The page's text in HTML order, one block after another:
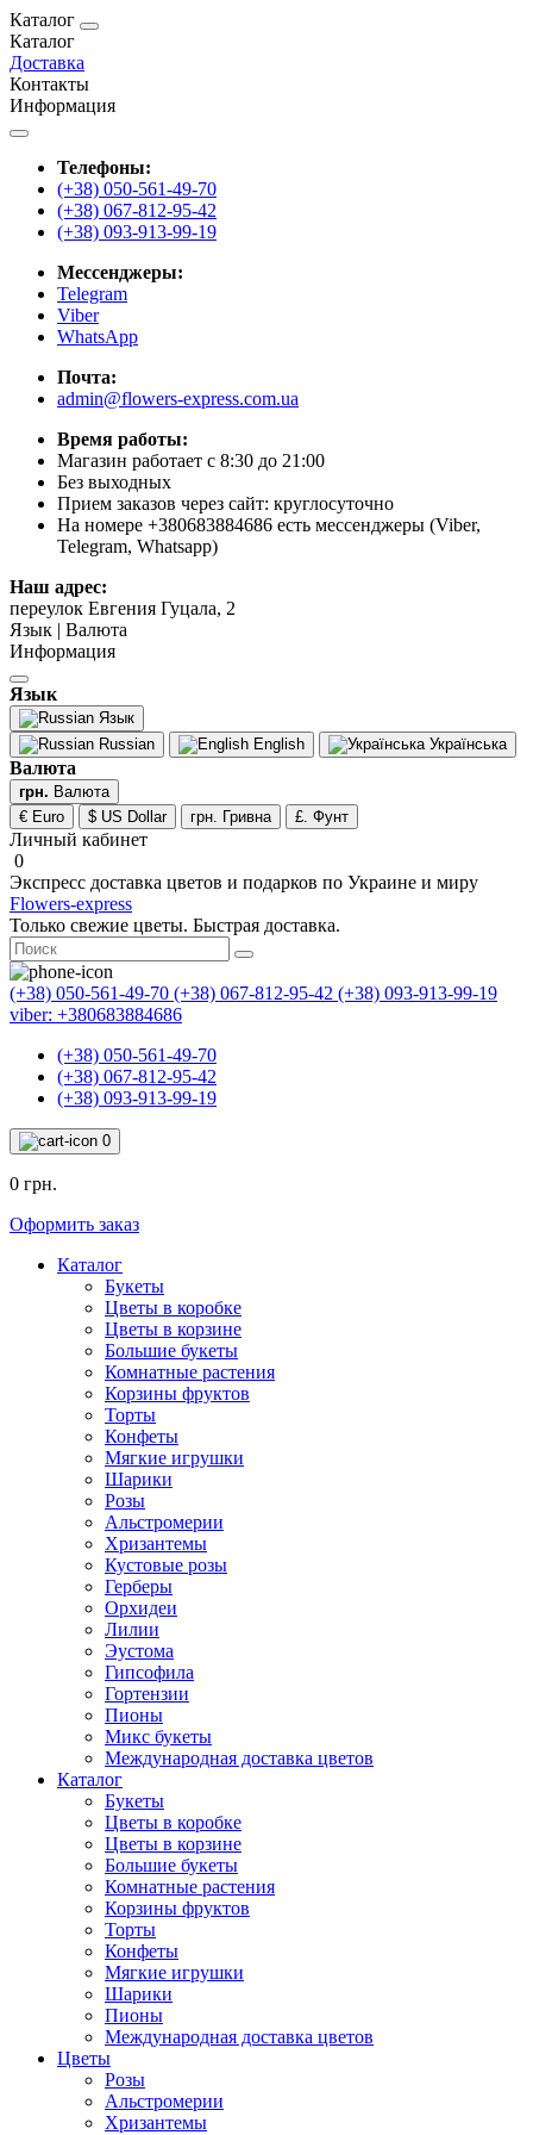
Каталог
Каталог
Доставка
Контакты
Информация
Телефоны:
(+38) 050-561-49-70
(+38) 067-812-95-42
(+38) 093-913-99-19
Мессенджеры:
Telegram
Viber
WhatsApp
Почта:
admin@flowers-express.com.ua
Время работы:
Магазин работает с 8:30 до 21:00
Без выходных
Прием заказов через сайт: круглосуточно
На номере +380683884686 есть мессенджеры (Viber,
Telegram, Whatsapp)
Наш адрес:
переулок Евгения Гуцала, 2
Язык | Валюта
Информация
Язык
Язык
Russian
English Українська
Валюта
грн. Валюта
€ Euro
$ US Dollar грн. Гривна £. Фунт
Личный кабинет
0
Экспресс доставка цветов и подарков по Украине и миру
Flowers-express
Только свежие цветы. Быстрая доставка.
(+38) 050-561-49-70 (+38) 067-812-95-42 (+38) 093-913-99-19
viber: +380683884686
(+38) 050-561-49-70
(+38) 067-812-95-42
(+38) 093-913-99-19
0
0 грн.
Оформить заказ
Каталог
Букеты
Цветы в коробке
Цветы в корзине
Большие букеты
Комнатные растения
Корзины фруктов
Торты
Конфеты
Мягкие игрушки
Шарики
Розы
Альстромерии
Хризантемы
Кустовые розы
Герберы
Орхидеи
Лилии
Эустома
Гипсофила
Гортензии
Пионы
Микс букеты
Международная доставка цветов
Каталог
Букеты
Цветы в коробке
Цветы в корзине
Большие букеты
Комнатные растения
Корзины фруктов
Торты
Конфеты
Мягкие игрушки
Шарики
Пионы
Международная доставка цветов
Цветы
Розы
Альстромерии
Хризантемы